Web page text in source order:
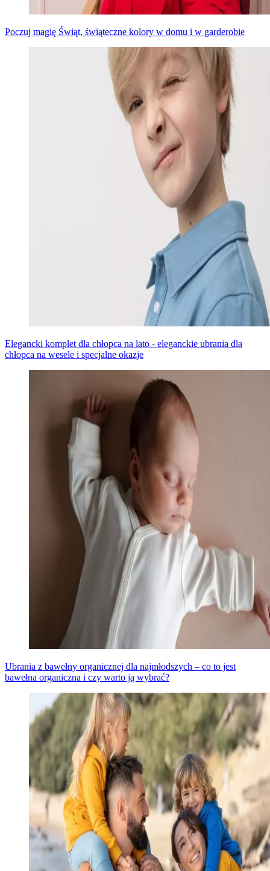
Poczuj magię Świąt, świąteczne kolory w domu i w garderobie
Elegancki komplet dla chłopca na lato - eleganckie ubrania dla
chłopca na wesele i specjalne okazje
Ubrania z bawełny organicznej dla najmłodszych – co to jest
bawełna organiczna i czy warto ją wybrać?